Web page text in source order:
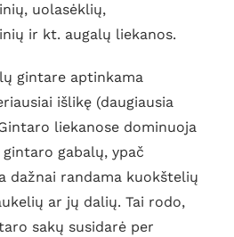
uolasėklių,
ir kt. augalų liekanos.
gintare aptinkama
išlikę (daugiausia
liekanose dominuoja
gabalų, ypač
dažnai randama kuokštelių
ar jų dalių. Tai rodo,
sakų susidarė per